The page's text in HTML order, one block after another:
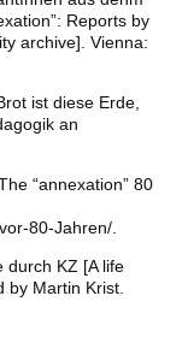
Reports by
archive]. Vienna:
ist diese Erde,
an
“annexation” 80
80-Jahren/.
durch KZ [A life
by Martin Krist.